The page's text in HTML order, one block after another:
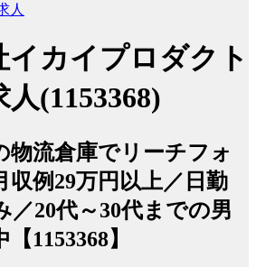
人
イカイプロダクト
(1153368)
物流倉庫でリーチフォ
収例29万円以上／日勤
／20代～30代までの男
1153368】